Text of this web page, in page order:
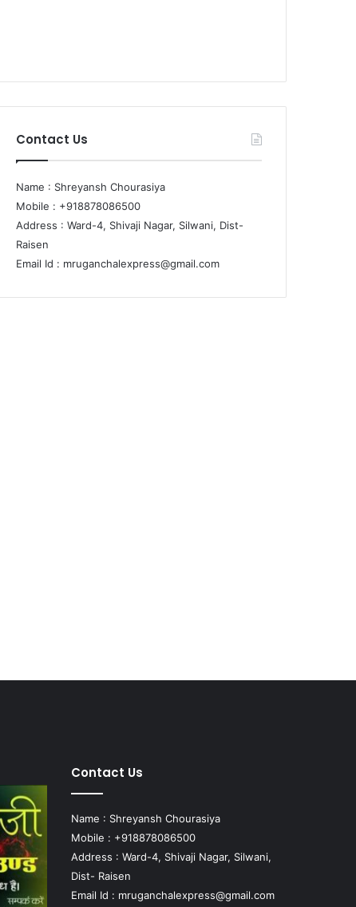
Contact Us
Name : Shreyansh Chourasiya
Mobile : +918878086500
Address : Ward-4, Shivaji Nagar, Silwani, Dist-
Raisen
Email Id : mruganchalexpress@gmail.com
Contact Us
Name : Shreyansh Chourasiya
Mobile : +918878086500
Address : Ward-4, Shivaji Nagar, Silwani,
Dist- Raisen
Email Id : mruganchalexpress@gmail.com